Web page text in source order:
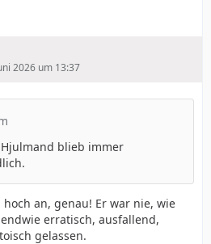
2026 um 13:37
blieb immer
an, genau! Er war nie, wie
erratisch, ausfallend,
gelassen.